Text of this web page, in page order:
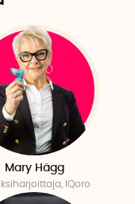
Mary Hägg
IQoro